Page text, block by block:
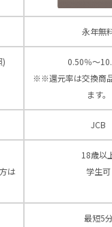
永年無
)
0.50％～
※※還元率は交換商
ます。
JCB
は
18歳以
学生可
最短5